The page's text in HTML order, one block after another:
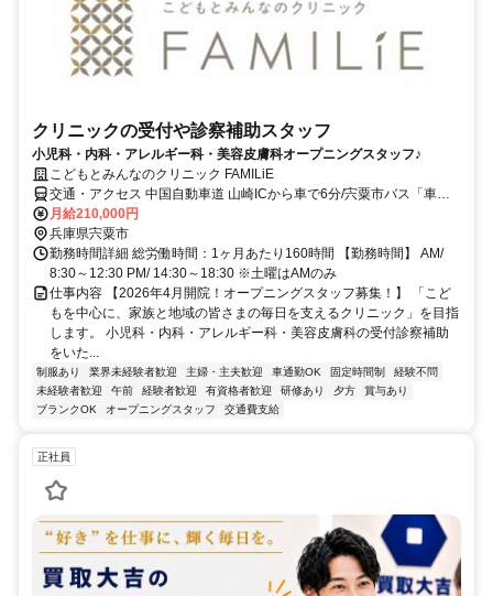
クリニックの受付や診察補助スタッフ
小児科・内科・アレルギー科・美容皮膚科オープニングスタッフ♪
こどもとみんなのクリニック FAMILiE
交通・アクセス 中国自動車道 山崎ICから車で6分/宍粟市バス「車庫
前(宍粟市)」バス停より徒歩1分/神姫バス「車庫前」バス停より徒歩3
分
月給210,000円
兵庫県宍粟市
勤務時間詳細 総労働時間：1ヶ月あたり160時間 【勤務時間】 AM/
8:30～12:30 PM/ 14:30～18:30 ※土曜はAMのみ
仕事内容 【2026年4月開院！オープニングスタッフ募集！】 「こど
もを中心に、家族と地域の皆さまの毎日を支えるクリニック」を目指
します。 小児科・内科・アレルギー科・美容皮膚科の受付診察補助
をいた...
制服あり 業界未経験者歓迎 主婦・主夫歓迎 車通勤OK 固定時間制
経験不問
未経験者歓迎
午前 経験者歓迎 有資格者歓迎 研修あり 夕方
賞与あり
ブランクOK
オープニングスタッフ 交通費支給
正社員